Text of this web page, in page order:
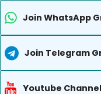
Join WhatsApp
Join Telegram
Youtube